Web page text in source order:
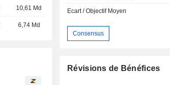
10,61 Md
6,74 Md
Ecart / Objectif Moyen
Consensus
Révisions de Bénéfices